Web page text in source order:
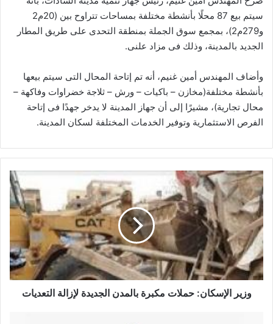
سيتم بيع 87 محلًا بأنشطة مختلفة بمساحات تتراوح بين (20م2
و279م2)، بمجمع سوق الجملة بمنطقة التحدى على طريق المطار
الجديد بالمدينة، وذلك فى مزاد علنى.
وأضاف المهندس أمين غنيم، أنه تم إتاحة المحال التى سيتم بيعها
بأنشطة مختلفة(مخازن – باكيات – ورش – ثلاجة خضراوات وفاكهة –
محال تجارية)، مشيرًا إلى أن جهاز المدينة لا يدخر جهدًا فى إتاحة
الفرص الاستثمارية وتوفير الخدمات المختلفة لسكان المدينة.
وزير
الإسكان:
حملات
مكبرة
بالمدن
الجديدة
لإزالة
التعديات
وزير الإسكان: حملات مكبرة بالمدن الجديدة لإزالة التعديات